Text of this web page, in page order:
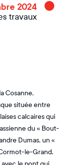
2024
travaux
Cosanne,
située entre
calcaires qui
du « Bout-
Dumas, un «
le-Grand,